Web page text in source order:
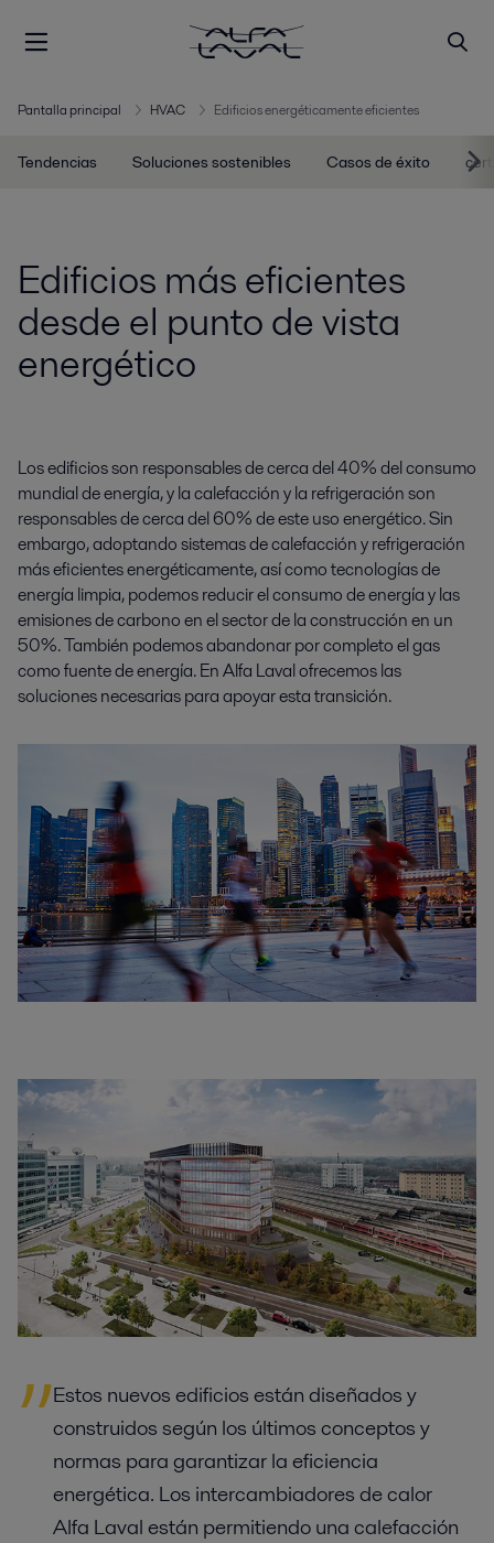
Pantalla principal HVAC Edificios energéticamente eficientes
Tendencias Soluciones sostenibles Casos de éxito
Edificios más eficientes
desde el punto de vista
energético
Los edificios son responsables de cerca del 40% del consumo
mundial de energía, y la calefacción y la refrigeración son
responsables de cerca del 60% de este uso energético. Sin
embargo, adoptando sistemas de calefacción y refrigeración
más eficientes energéticamente, así como tecnologías de
energía limpia, podemos reducir el consumo de energía y las
emisiones de carbono en el sector de la construcción en un
50%. También podemos abandonar por completo el gas
como fuente de energía. En Alfa Laval ofrecemos las
soluciones necesarias para apoyar esta transición.
Estos nuevos edificios están diseñados y
construidos según los últimos conceptos y
normas para garantizar la eficiencia
energética. Los intercambiadores de calor
Alfa Laval están permitiendo una calefacción